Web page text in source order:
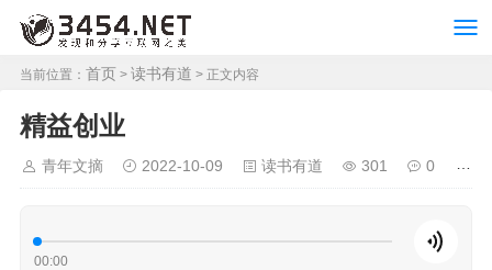
当前位置： 首页 > 读书有道 > 正文内容
精益创业
青年文摘 2022-10-09 读书有道 301 0
00:00